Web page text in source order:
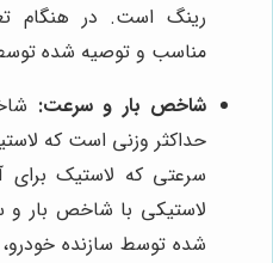
رینگ است. در هنگام
مناسب و توصیه شده توسط
شاخص بار و سرعت:
حداکثر وزنی است که
سرعتی که لاستیک
لاستیکی با شاخص بار و
شده توسط سازنده